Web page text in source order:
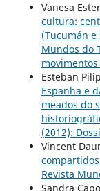
Vanesa
cultura:
(Tucumán e
Mundos do
Esteban
Espanha e
meados do
(2012):
Vincent
Revista
Sandra